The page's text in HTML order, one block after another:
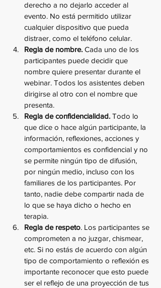
derecho a no dejarlo acceder al
evento. No está permitido utilizar
cualquier dispositivo que pueda
distraer, como el teléfono celular.
Regla de nombre. Cada uno de los
participantes puede decidir que
nombre quiere presentar durante el
webinar. Todos los asistentes deben
dirigirse al otro con el nombre que
presenta.
Regla de confidencialidad. Todo lo
que dice o hace algún participante, la
información, reflexiones, acciones y
comportamientos es confidencial y no
se permite ningún tipo de difusión,
por ningún medio, incluso con los
familiares de los participantes. Por
tanto, nadie debe compartir nada de
lo que se haya dicho o hecho en
terapia.
Regla de respeto. Los participantes se
comprometen a no juzgar, chismear,
etc. Si no estás de acuerdo con algún
tipo de comportamiento o reflexión es
importante reconocer que esto puede
ser el reflejo de una proyección de tus